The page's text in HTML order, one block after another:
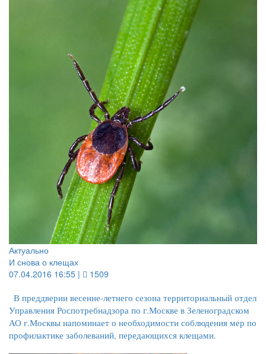
Актуально
И снова о клещах
07.04.2016 16:55 |
1509
В преддверии весенне-летнего сезона территориальный отдел
Управления Роспотребнадзора по г.Москве в Зеленоградском
АО г.Москвы напоминает о необходимости соблюдения мер по
профилактике заболеваний, передающихся клещами.